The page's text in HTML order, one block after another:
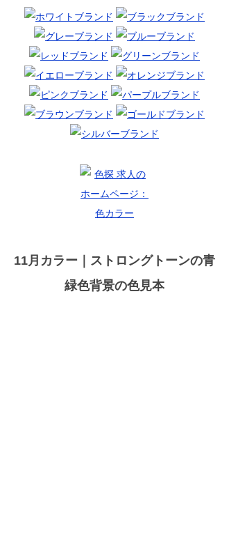
11月カラー｜ストロングトーンの青
緑色背景の色見本